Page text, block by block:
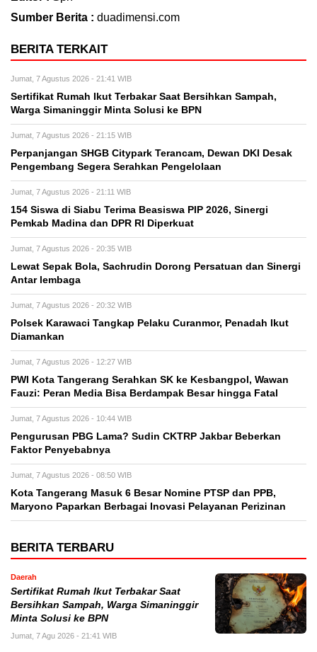
Sumber Berita : duadimensi.com
BERITA TERKAIT
Jumat, 7 Agustus 2026 - 21:41 WIB
Sertifikat Rumah Ikut Terbakar Saat Bersihkan Sampah,
Warga Simaninggir Minta Solusi ke BPN
Jumat, 7 Agustus 2026 - 21:15 WIB
Perpanjangan SHGB Citypark Terancam, Dewan DKI Desak
Pengembang Segera Serahkan Pengelolaan
Jumat, 7 Agustus 2026 - 21:11 WIB
154 Siswa di Siabu Terima Beasiswa PIP 2026, Sinergi
Pemkab Madina dan DPR RI Diperkuat
Jumat, 7 Agustus 2026 - 20:35 WIB
Lewat Sepak Bola, Sachrudin Dorong Persatuan dan Sinergi
Antar lembaga
Jumat, 7 Agustus 2026 - 20:32 WIB
Polsek Karawaci Tangkap Pelaku Curanmor, Penadah Ikut
Diamankan
Jumat, 7 Agustus 2026 - 12:27 WIB
PWI Kota Tangerang Serahkan SK ke Kesbangpol, Wawan
Fauzi: Peran Media Bisa Berdampak Besar hingga Fatal
Jumat, 7 Agustus 2026 - 10:44 WIB
Pengurusan PBG Lama? Sudin CKTRP Jakbar Beberkan
Faktor Penyebabnya
Jumat, 7 Agustus 2026 - 08:50 WIB
Kota Tangerang Masuk 6 Besar Nomine PTSP dan PPB,
Maryono Paparkan Berbagai Inovasi Pelayanan Perizinan
BERITA TERBARU
Daerah
Sertifikat Rumah Ikut Terbakar Saat
Bersihkan Sampah, Warga Simaninggir
Minta Solusi ke BPN
Jumat, 7 Agu 2026 - 21:41 WIB